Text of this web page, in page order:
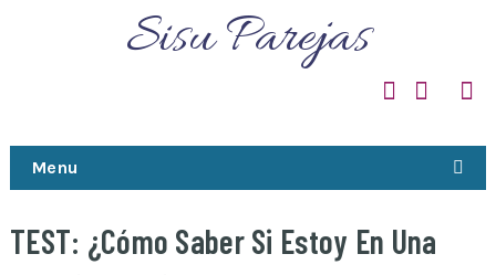
Sisu Parejas
Menu
TEST: ¿Cómo Saber Si Estoy En Una